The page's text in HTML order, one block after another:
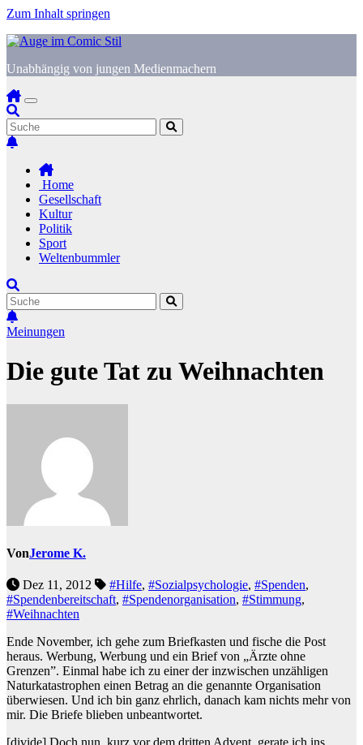
Zum Inhalt springen
Unabhängig von jungen Medienmachern
Home
Gesellschaft
Kultur
Politik
Sport
Weltenbummler
Meinungen
Die gute Tat zu Weihnachten
VonJerome K.
Dez 11, 2012 #Hilfe, #Sozialpsychologie, #Spenden,
#Spendenbereitschaft, #Spendenorganisation, #Stimmung,
#Weihnachten
Ende November, ich gehe zum Briefkasten und fische die Post
heraus. Werbung, Werbung und ein Brief von „Ärzte ohne
Grenzen”. Einmal habe ich zu einer der inzwischen unzähligen
Naturkatastrophen einen Betrag an die genannte Organisation
überwiesen. Und ich bin ganz ehrlich, danach kam nichts mehr von
mir. Die Briefe blieben unbeantwortet.